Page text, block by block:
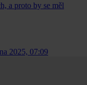
a proto by se měl
2025, 07:09